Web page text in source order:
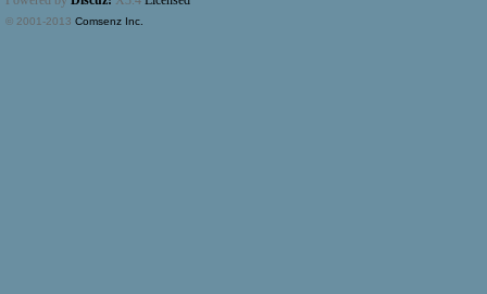
© 2001-2013 Comsenz Inc.